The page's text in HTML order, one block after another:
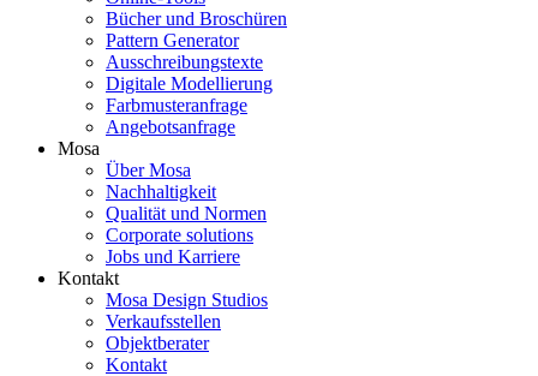
Bücher und Broschüren
Pattern Generator
Ausschreibungstexte
Digitale Modellierung
Farbmusteranfrage
Angebotsanfrage
Mosa
Über Mosa
Nachhaltigkeit
Qualität und Normen
Corporate solutions
Jobs und Karriere
Kontakt
Mosa Design Studios
Verkaufsstellen
Objektberater
Kontakt